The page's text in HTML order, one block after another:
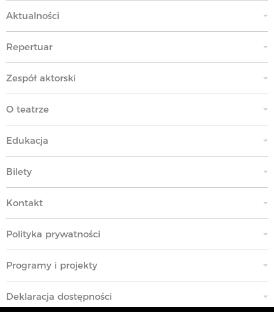
Aktualności
Repertuar
Zespół aktorski
O teatrze
Edukacja
Bilety
Kontakt
Polityka prywatności
Programy i projekty
Deklaracja dostępności